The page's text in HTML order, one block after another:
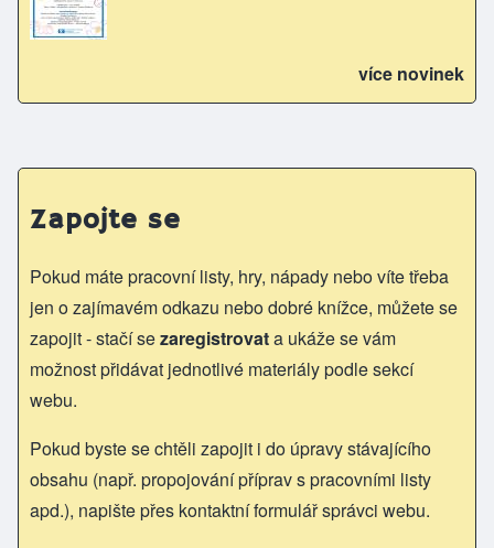
více novinek
Zapojte se
Pokud máte pracovní listy, hry, nápady nebo víte třeba
jen o zajímavém odkazu nebo dobré knížce, můžete se
zapojit - stačí sezaregistrovata ukáže se vám
možnost přidávat jednotlivé materiály podle sekcí
webu.
Pokud byste se chtěli zapojit i do úpravy stávajícího
obsahu (např. propojování příprav s pracovními listy
apd.), napište přes kontaktní formulář správci webu.